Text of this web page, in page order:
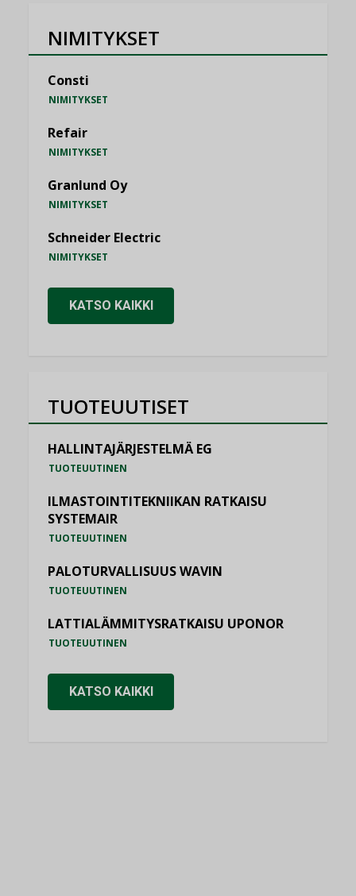
NIMITYKSET
Consti
NIMITYKSET
Refair
NIMITYKSET
Granlund Oy
NIMITYKSET
Schneider Electric
NIMITYKSET
KATSO KAIKKI
TUOTEUUTISET
HALLINTAJÄRJESTELMÄ EG
TUOTEUUTINEN
ILMASTOINTITEKNIIKAN RATKAISU
SYSTEMAIR
TUOTEUUTINEN
PALOTURVALLISUUS WAVIN
TUOTEUUTINEN
LATTIALÄMMITYSRATKAISU UPONOR
TUOTEUUTINEN
KATSO KAIKKI